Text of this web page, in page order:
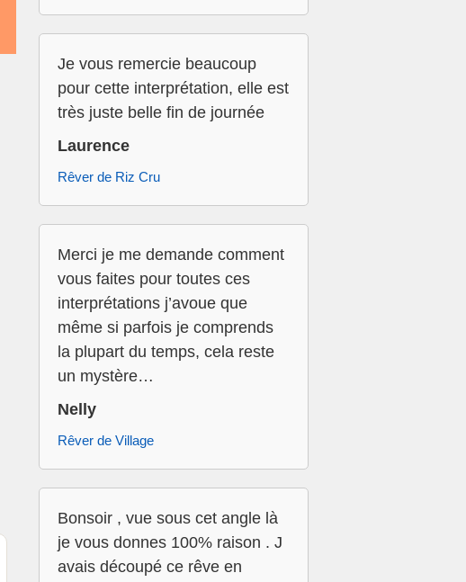
Je vous remercie beaucoup
pour cette interprétation, elle est
très juste belle fin de journée
Laurence
Rêver de Riz Cru
Merci je me demande comment
vous faites pour toutes ces
interprétations j’avoue que
même si parfois je comprends
la plupart du temps, cela reste
un mystère…
Nelly
Rêver de Village
Bonsoir , vue sous cet angle là
je vous donnes 100% raison . J
avais découpé ce rêve en